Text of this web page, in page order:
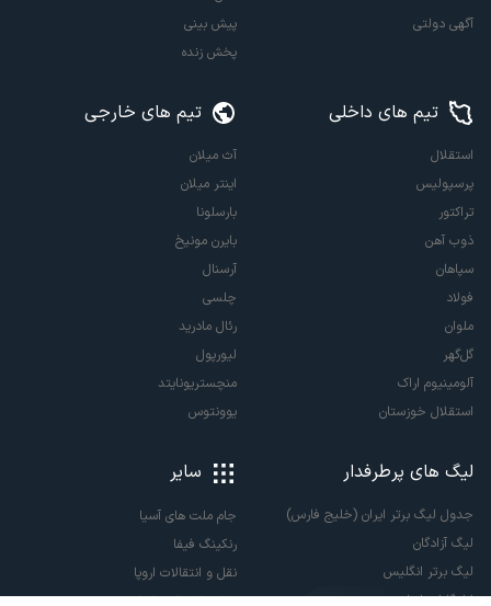
آگهی دولتی
پیش بینی
پخش زنده
تیم های داخلی
استقلال
پرسپولیس
تراکتور
ذوب آهن
سپاهان
فولاد
ملوان
گل‌گهر
آلومینیوم اراک
استقلال خوزستان
تیم های خارجی
آث میلان
اینتر میلان
بارسلونا
بایرن مونیخ
آرسنال
چلسی
رئال مادرید
لیورپول
منچستریونایتد
یوونتوس
لیگ های پرطرفدار
جدول لیگ برتر ایران (خلیج فارس)
لیگ آزادگان
لیگ برتر انگلیس
لالیگا اسپانیا
سایر
جام ملت های آسیا
رنکینگ فیفا
نقل و انتقالات اروپا
نقل و انتقالات ایران